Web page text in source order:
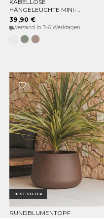
OPTIONEN WÄHLEN
KABELLOSE
HÄNGELEUCHTE MINI-
CONTA HANG
39,90 €
Versand in 3-6 Werktagen
WeißWeiches
Grün
Taupe
Grau
BEST-SELLER
OPTIONEN WÄHLEN
RUNDBLUMENTOPF